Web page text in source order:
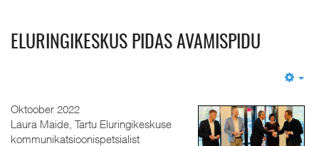
ELURINGIKESKUS PIDAS AVAMISPIDU
Oktoober 2022
Laura Maide, Tartu Eluringikeskuse
kommunikatsioonispetsialist